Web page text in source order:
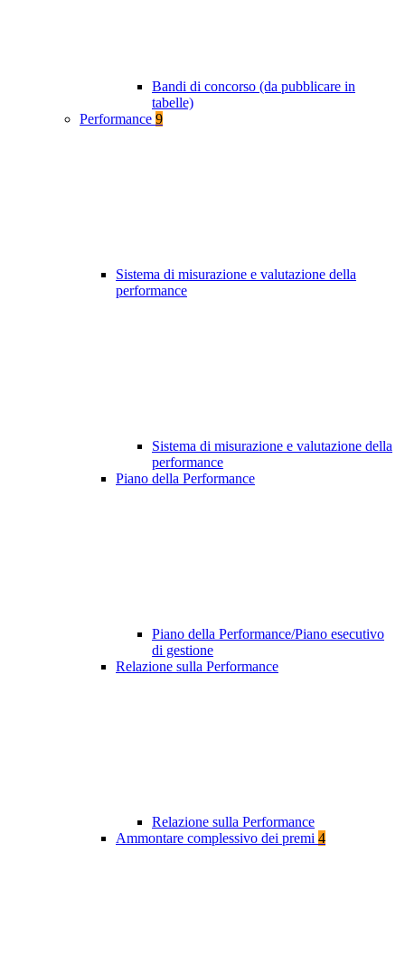
Bandi di concorso (da pubblicare in
tabelle)
Performance 9
Sistema di misurazione e valutazione della
performance
Sistema di misurazione e valutazione della
performance
Piano della Performance
Piano della Performance/Piano esecutivo
di gestione
Relazione sulla Performance
Relazione sulla Performance
Ammontare complessivo dei premi 4